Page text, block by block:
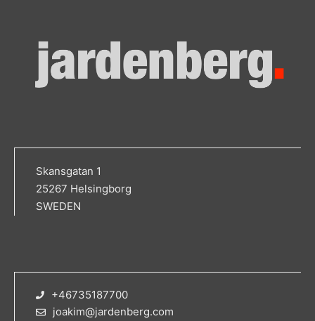
Skansgatan 1
25267 Helsingborg
SWEDEN
+46735187700
joakim@jardenberg.com